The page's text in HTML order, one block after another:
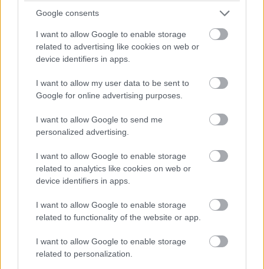
Google consents
I want to allow Google to enable storage
related to advertising like cookies on web or
device identifiers in apps.
I want to allow my user data to be sent to
Google for online advertising purposes.
I want to allow Google to send me
personalized advertising.
I want to allow Google to enable storage
related to analytics like cookies on web or
device identifiers in apps.
I want to allow Google to enable storage
related to functionality of the website or app.
I want to allow Google to enable storage
related to personalization.
Παγκόσμιας Κληρονομιάς της UNESCO, και
μπορεί κανείς να επισκεφτεί στην Ευρώπη.
Απολαύστε μια από τις ξακουστές της μπύρες,
περπατήστε την πόλη και βγάλτε φωτογραφίες τα
κανάλια, τα γραφικά ανθοστόλιστα σοκάκια και
σταματήστε σε ένα καφέ να πιείτε ζεστή σοκολάτα.
Κάντε μια κρουαζιέρα στα κανάλια για να γνωρίσετε